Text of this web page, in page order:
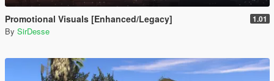
Promotional Visuals [Enhanced/Legacy] 1.01
By SirDesse